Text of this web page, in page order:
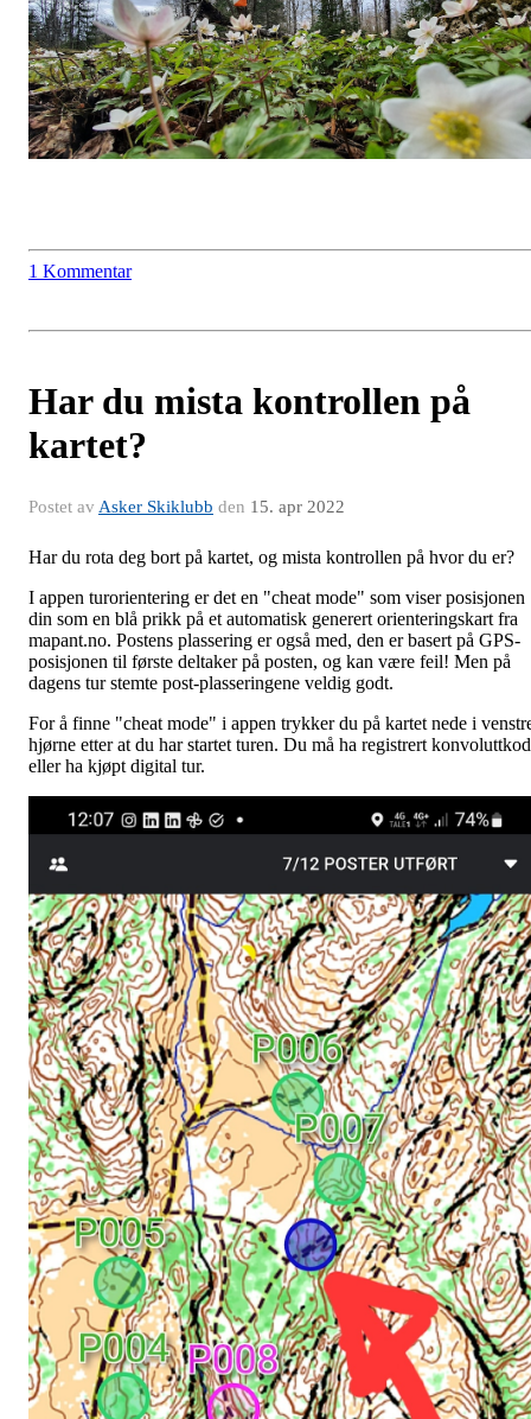
1 Kommentar
Har du mista kontrollen på
kartet?
Postet av Asker Skiklubb den 15. apr 2022
Har du rota deg bort på kartet, og mista kontrollen på hvor du er?
I appen turorientering er det en "cheat mode" som viser posisjonen
din som en blå prikk på et automatisk generert orienteringskart fra
mapant.no. Postens plassering er også med, den er basert på GPS-
posisjonen til første deltaker på posten, og kan være feil! Men på
dagens tur stemte post-plasseringene veldig godt.
For å finne "cheat mode" i appen trykker du på kartet nede i
hjørne etter at du har startet turen. Du må ha registrert
eller ha kjøpt digital tur.